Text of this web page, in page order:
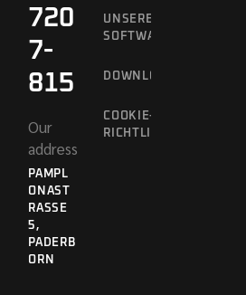
720
7-
815
Our
address
PAMPL
ONAST
RASSE 5
,
PADERB
ORN
UNSERE
SOFTWARE
DOWNLOADS
COOKIE-
RICHTLINIE